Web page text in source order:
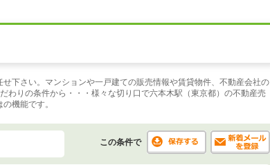
下さい。マンションや一戸建ての販売情報や賃貸物件、不動産会社の
わりの条件から・・・様々な切り口で六本木駅（東京都）の不動産売
機能です。
この条件で